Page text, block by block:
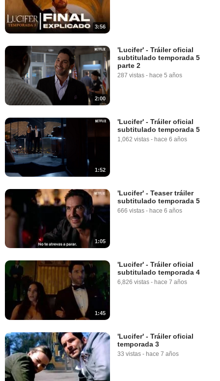
3:56
2:00
'Lucifer' - Tráiler oficial
subtitulado temporada 5
parte 2
287 vistas - hace 5 años
1:52
'Lucifer' - Tráiler oficial
subtitulado temporada 5
1,062 vistas - hace 6 años
1:05
'Lucifer' - Teaser tráiler
subtitulado temporada 5
666 vistas - hace 6 años
1:45
'Lucifer' - Tráiler oficial
subtitulado temporada 4
6,826 vistas - hace 7 años
'Lucifer' - Tráiler oficial
temporada 3
33 vistas - hace 7 años